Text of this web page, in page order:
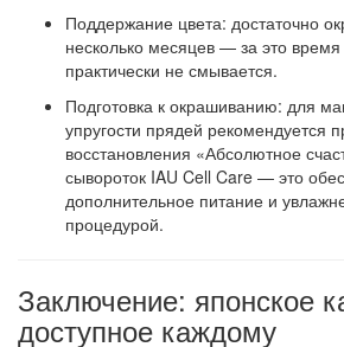
Поддержание цвета: достаточно
несколько месяцев — за это
практически не смывается.
Подготовка к окрашиванию: для
упругости прядей рекомендуется
восстановления «Абсолютное
сывороток IAU Cell Care — это
дополнительное питание и
процедурой.
Заключение: японское
доступное каждому